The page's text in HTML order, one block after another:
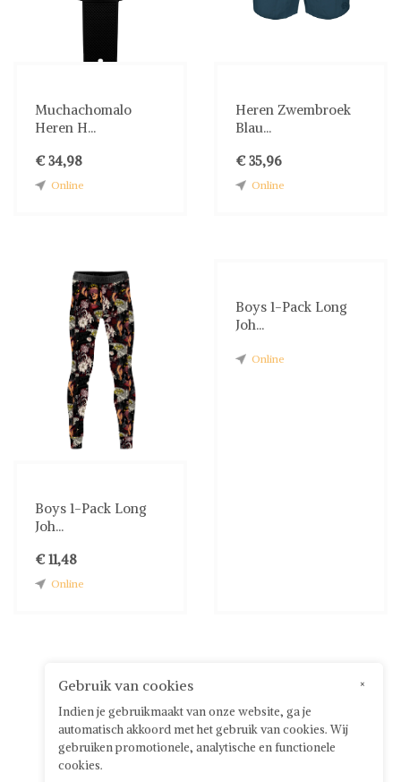
Muchachomalo
Heren H...
€ 34,98
Online
Heren Zwembroek
Blau...
€ 35,96
Online
Boys 1-Pack Long
Joh...
€ 11,48
Online
Boys 1-Pack Long
Joh...
Online
×
Gebruik van cookies
Indien je gebruikmaakt van onze website, ga je
automatisch akkoord met het gebruik van cookies. Wij
gebruiken promotionele, analytische en functionele
cookies.